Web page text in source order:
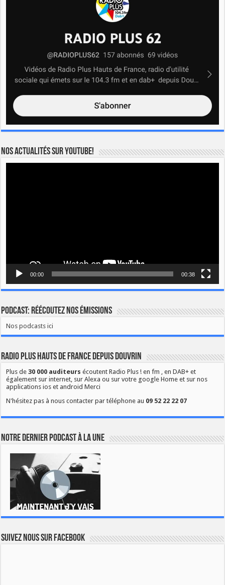
Nos actualités sur YOUTUBE!
00:00 00:38
Podcast: Réécoutez nos émissions
Nos podcasts ici
Radio Plus Hauts de France depuis Douvrin
Plus de30 000 auditeurs écoutent Radio Plus ! en fm , en DAB+ et
également sur internet, sur Alexa ou sur votre google Home et sur nos
applications ios et android Merci
N'hésitez pas à nous contacter par téléphone au 09 52 22 22 07
Notre dernier podcast à la une
Suivez nous sur Facebook